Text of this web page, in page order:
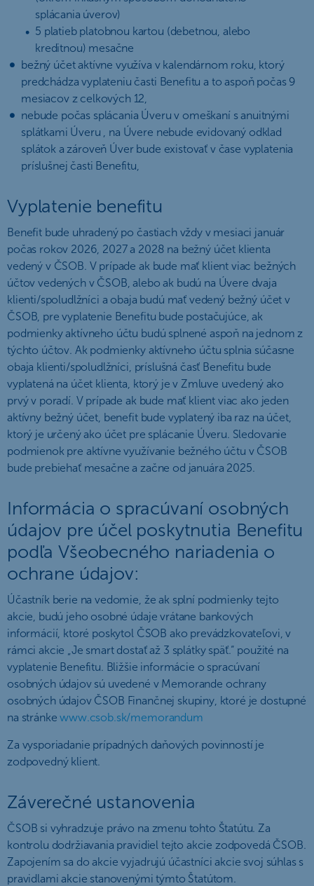
splácania úverov)
5 platieb platobnou kartou (debetnou, alebo
kreditnou) mesačne
bežný účet aktívne využíva v kalendárnom roku, ktorý
predchádza vyplateniu časti Benefitu a to aspoň počas 9
mesiacov z celkových 12,
nebude počas splácania Úveru v omeškaní s anuitnými
splátkami Úveru , na Úvere nebude evidovaný odklad
splátok a zároveň Úver bude existovať v čase vyplatenia
príslušnej časti Benefitu,
Vyplatenie benefitu
Benefit bude uhradený po častiach vždy v mesiaci január
počas rokov 2026, 2027 a 2028 na bežný účet klienta
vedený v ČSOB. V prípade ak bude mať klient viac bežných
účtov vedených v ČSOB, alebo ak budú na Úvere dvaja
klienti/spoludlžníci a obaja budú mať vedený bežný účet v
ČSOB, pre vyplatenie Benefitu bude postačujúce, ak
podmienky aktívneho účtu budú splnené aspoň na jednom z
týchto účtov. Ak podmienky aktívneho účtu splnia súčasne
obaja klienti/spoludlžníci, príslušná časť Benefitu bude
vyplatená na účet klienta, ktorý je v Zmluve uvedený ako
prvý v poradí. V prípade ak bude mať klient viac ako jeden
aktívny bežný účet, benefit bude vyplatený iba raz na účet,
ktorý je určený ako účet pre splácanie Úveru. Sledovanie
podmienok pre aktívne využívanie bežného účtu v ČSOB
bude prebiehať mesačne a začne od januára 2025.
Informácia o spracúvaní osobných
údajov pre účel poskytnutia Benefitu
podľa Všeobecného nariadenia o
ochrane údajov:
Účastník berie na vedomie, že ak splní podmienky tejto
akcie, budú jeho osobné údaje vrátane bankových
informácií, ktoré poskytol ČSOB ako prevádzkovateľovi, v
rámci akcie „Je smart dostať až 3 splátky späť.“ použité na
vyplatenie Benefitu. Bližšie informácie o spracúvaní
osobných údajov sú uvedené v Memorande ochrany
osobných údajov ČSOB Finančnej skupiny, ktoré je dostupné
na stránkewww.csob.sk/memorandum
Za vysporiadanie prípadných daňových povinností je
zodpovedný klient.
Záverečné ustanovenia
ČSOB si vyhradzuje právo na zmenu tohto Štatútu. Za
kontrolu dodržiavania pravidiel tejto akcie zodpovedá ČSOB.
Zapojením sa do akcie vyjadrujú účastníci akcie svoj súhlas s
pravidlami akcie stanovenými týmto Štatútom.